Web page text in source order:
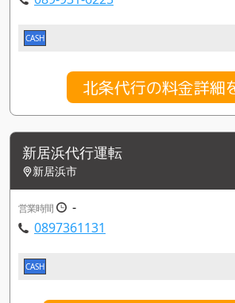
CASH
北条代行の料金詳細
新居浜代行運転
新居浜市
営業時間
-
0897361131
CASH